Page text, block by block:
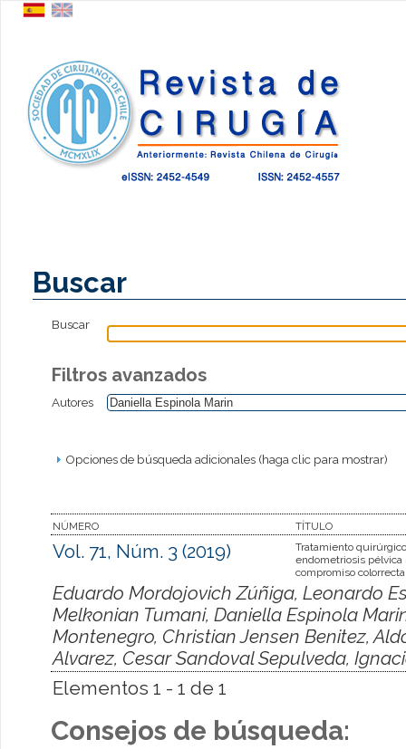
Buscar
Buscar
Filtros avanzados
Autores
Opciones de búsqueda adicionales (haga clic para mostrar)
NÚMERO TÍTULO
Vol. 71, Núm. 3 (2019)
Tratamiento
endometriosis pélvica
compromiso
Eduardo Mordojovich Zúñiga, Leonardo
Melkonian Tumani, Daniella Espinola
Montenegro, Christian Jensen Benitez,
Alvarez, Cesar Sandoval Sepulveda,
Elementos 1 - 1 de 1
Consejos de búsqueda: